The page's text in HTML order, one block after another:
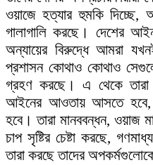
ওয়াজে হত্যার হুমকি দিচ্ছে,
গালাগালি করছে। দেশের
অন্যায়ের বিরুদ্ধে আমরা
প্রশাসন কোথাও কোথাও
গ্রহণ করছে। এ থেকে তারা
আইনের আওতায় আসতে হবে,
হবে। তারা মানববন্ধন, ওয়াজ
চাপ সৃষ্টির চেষ্টা করছে,
তারা করছে তাদের